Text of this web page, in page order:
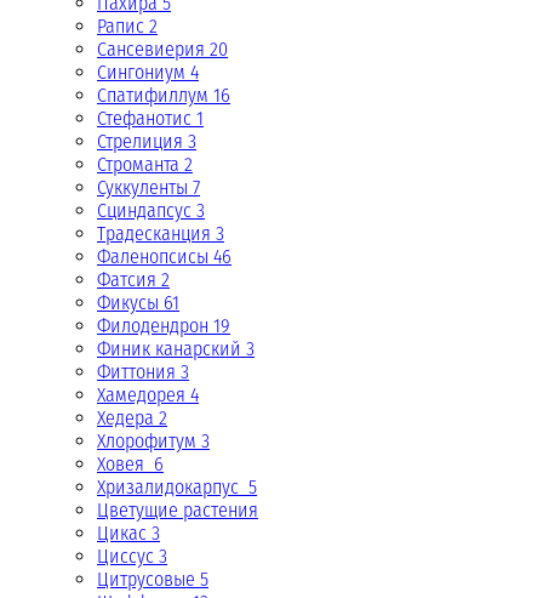
Рапис 2
Сансевиерия 20
Сингониум 4
Спатифиллум 16
Стефанотис 1
Стрелиция 3
Строманта 2
Суккуленты 7
Сциндапсус 3
Традесканция 3
Фаленопсисы 46
Фатсия 2
Фикусы 61
Филодендрон 19
Финик канарский 3
Фиттония 3
Хамедорея 4
Хедера 2
Хлорофитум 3
Ховея 6
Хризалидокарпус 5
Цветущие растения
Цикас 3
Циссус 3
Цитрусовые 5